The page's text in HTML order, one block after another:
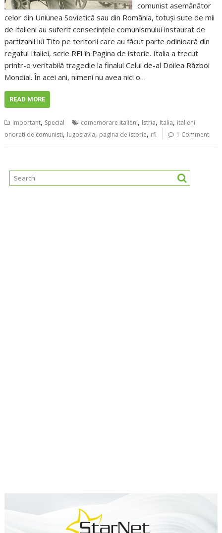
comunist asemănător
celor din Uniunea Sovietică sau din România, totuși sute de mii
de italieni au suferit consecințele comunismului instaurat de
partizanii lui Tito pe teritorii care au făcut parte odinioară din
regatul Italiei, scrie RFI în Pagina de istorie. Italia a trecut
printr-o veritabilă tragedie la finalul Celui de-al Doilea Război
Mondial. În acei ani, nimeni nu avea nici o…
READ MORE
Important, Special comemorare italieni, Istria, Italia, italieni
onorati de comunisti, Iugoslavia, pagina de istorie, rfi 1 Comment